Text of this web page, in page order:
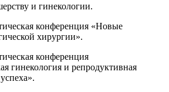
и гинекологии.
конференция «Новые
хирургии».
конференция
гинекология и репродуктивная